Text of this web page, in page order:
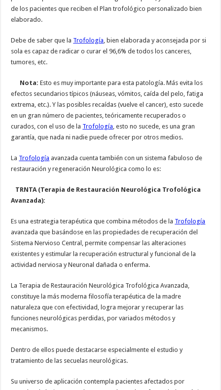
de los pacientes que reciben el Plan trofológico personalizado bien
elaborado.
Debe de saber que la Trofología , bien elaborada y aconsejada por si
sola es capaz de radicar o curar el 96,6% de todos los canceres,
tumores, etc.
Nota:Esto es muy importante para esta patología. Más evita los
efectos secundarios típicos (náuseas, vómitos, caída del pelo, fatiga
extrema, etc.). Y las posibles recaídas (vuelve el cancer), esto sucede
en un gran número de pacientes, teóricamente recuperados o
curados, con el uso de la Trofología , esto no sucede, es una gran
garantía, que nada ni nadie puede ofrecer por otros medios.
La Trofología avanzada cuenta también con un sistema fabuloso de
restauración y regeneración Neurológica como lo es:
TRNTA (Terapia de Restauración Neurológica Trofológica
Avanzada):
Es una estrategia terapéutica que combina métodos de la Trofología
avanzada que basándose en las propiedades de recuperación del
Sistema Nervioso Central, permite compensar las alteraciones
existentes y estimular la recuperación estructural y funcional de la
actividad nerviosa y Neuronal dañada o enferma.
La Terapia de Restauración Neurológica Trofológica Avanzada,
constituye la más moderna filosofía terapéutica de la madre
naturaleza que con efectividad, logra mejorar y recuperar las
funciones neurológicas perdidas, por variados métodos y
mecanismos.
Dentro de ellos puede destacarse especialmente el estudio y
tratamiento de las secuelas neurológicas.
Su universo de aplicación contempla pacientes afectados por